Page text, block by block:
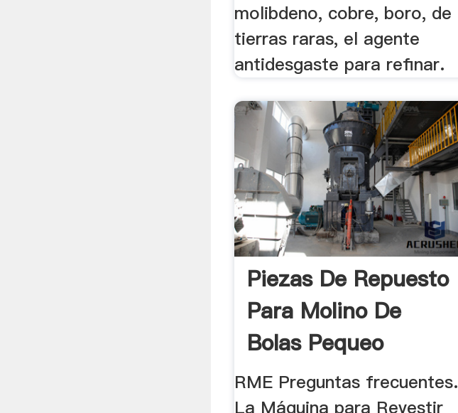
molibdeno, cobre, boro, de
tierras raras, el agente
antidesgaste para refinar.
Piezas De Repuesto
Para Molino De
Bolas Pequeo
RME Preguntas frecuentes.
La Máquina para Revestir